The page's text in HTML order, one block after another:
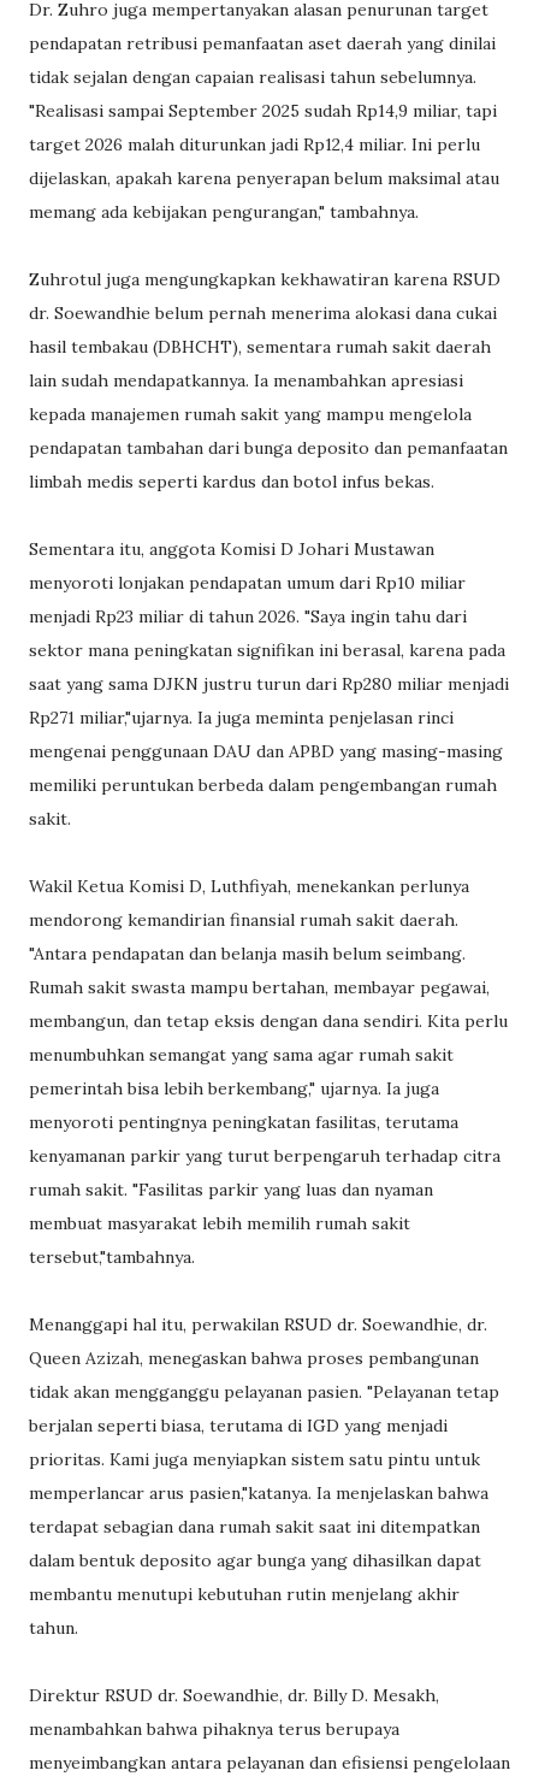
Dr. Zuhro juga mempertanyakan alasan penurunan target
pendapatan retribusi pemanfaatan aset daerah yang dinilai
tidak sejalan dengan capaian realisasi tahun sebelumnya.
"Realisasi sampai September 2025 sudah Rp14,9 miliar, tapi
target 2026 malah diturunkan jadi Rp12,4 miliar. Ini perlu
dijelaskan, apakah karena penyerapan belum maksimal atau
memang ada kebijakan pengurangan," tambahnya.
Zuhrotul juga mengungkapkan kekhawatiran karena RSUD
dr. Soewandhie belum pernah menerima alokasi dana cukai
hasil tembakau (DBHCHT), sementara rumah sakit daerah
lain sudah mendapatkannya. Ia menambahkan apresiasi
kepada manajemen rumah sakit yang mampu mengelola
pendapatan tambahan dari bunga deposito dan pemanfaatan
limbah medis seperti kardus dan botol infus bekas.
Sementara itu, anggota Komisi D Johari Mustawan
menyoroti lonjakan pendapatan umum dari Rp10 miliar
menjadi Rp23 miliar di tahun 2026. "Saya ingin tahu dari
sektor mana peningkatan signifikan ini berasal, karena pada
saat yang sama DJKN justru turun dari Rp280 miliar menjadi
Rp271 miliar,"ujarnya. Ia juga meminta penjelasan rinci
mengenai penggunaan DAU dan APBD yang masing-masing
memiliki peruntukan berbeda dalam pengembangan rumah
sakit.
Wakil Ketua Komisi D, Luthfiyah, menekankan perlunya
mendorong kemandirian finansial rumah sakit daerah.
"Antara pendapatan dan belanja masih belum seimbang.
Rumah sakit swasta mampu bertahan, membayar pegawai,
membangun, dan tetap eksis dengan dana sendiri. Kita perlu
menumbuhkan semangat yang sama agar rumah sakit
pemerintah bisa lebih berkembang," ujarnya. Ia juga
menyoroti pentingnya peningkatan fasilitas, terutama
kenyamanan parkir yang turut berpengaruh terhadap citra
rumah sakit. "Fasilitas parkir yang luas dan nyaman
membuat masyarakat lebih memilih rumah sakit
tersebut,"tambahnya.
Menanggapi hal itu, perwakilan RSUD dr. Soewandhie, dr.
Queen Azizah, menegaskan bahwa proses pembangunan
tidak akan mengganggu pelayanan pasien. "Pelayanan tetap
berjalan seperti biasa, terutama di IGD yang menjadi
prioritas. Kami juga menyiapkan sistem satu pintu untuk
memperlancar arus pasien,"katanya. Ia menjelaskan bahwa
terdapat sebagian dana rumah sakit saat ini ditempatkan
dalam bentuk deposito agar bunga yang dihasilkan dapat
membantu menutupi kebutuhan rutin menjelang akhir
tahun.
Direktur RSUD dr. Soewandhie, dr. Billy D. Mesakh,
menambahkan bahwa pihaknya terus berupaya
menyeimbangkan antara pelayanan dan efisiensi pengelolaan